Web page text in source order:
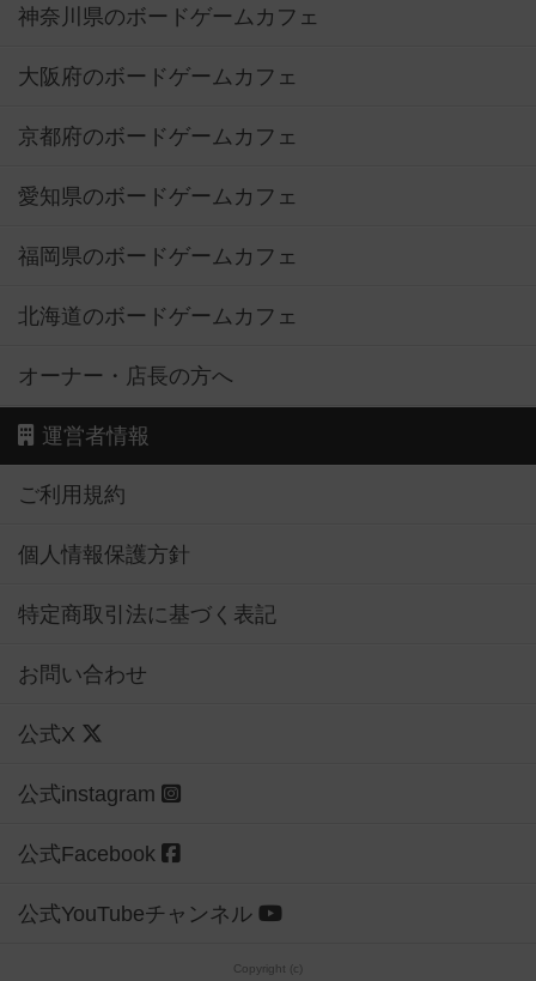
神奈川県のボードゲームカフェ
大阪府のボードゲームカフェ
京都府のボードゲームカフェ
愛知県のボードゲームカフェ
福岡県のボードゲームカフェ
北海道のボードゲームカフェ
オーナー・店長の方へ
運営者情報
ご利用規約
個人情報保護方針
特定商取引法に基づく表記
お問い合わせ
公式X
公式instagram
公式Facebook
公式YouTubeチャンネル
Copyright (c)